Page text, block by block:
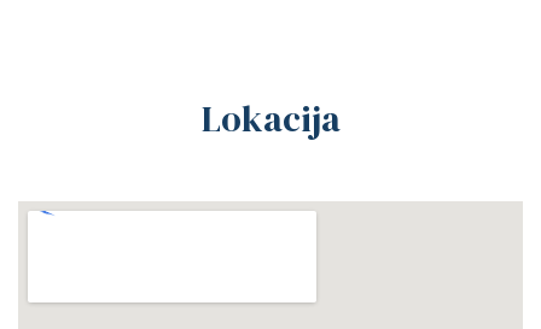
Lokacija